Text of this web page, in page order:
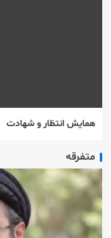
همایش انتظار و شهادت
متفرقه